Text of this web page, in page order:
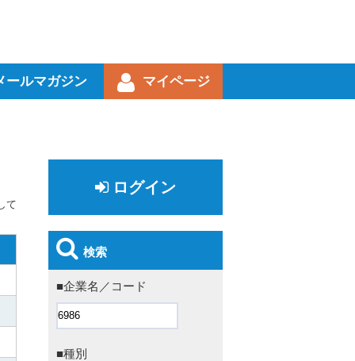
ールマガジン マイページ
て
ログイン
検索
■企業名／コード
■種別